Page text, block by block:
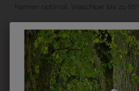
Namen optimal. Waschbar bis zu
EMBLEM
Kann gestickt oder bedruckt
einsetzbar und beim Sticken wieder
möglich.